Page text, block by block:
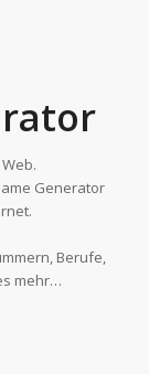
Generator
Berufe,
mehr…